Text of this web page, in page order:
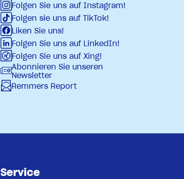
Folgen Sie uns auf Instagram!
Folgen sie uns auf TikTok!
Liken Sie uns!
Folgen Sie uns auf LinkedIn!
Folgen Sie uns auf Xing!
Abonnieren Sie unseren
Newsletter
Remmers Report
Service